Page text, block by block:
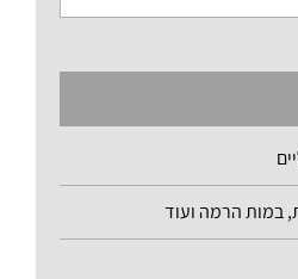
במות הרמה ועוד